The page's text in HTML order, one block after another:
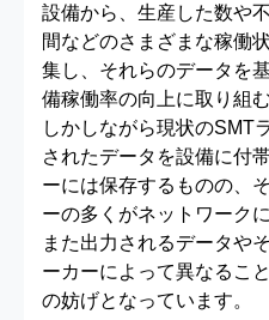
設備から、生産した数や
間などのさまざまな稼働
集し、それらのデータを
備稼働率の向上に取り組
しかしながら現状のSMT
されたデータを設備に付
ーには保存するものの、
ーの多くがネットワーク
また出力されるデータや
ーカーによって異なるこ
の妨げとなっています。